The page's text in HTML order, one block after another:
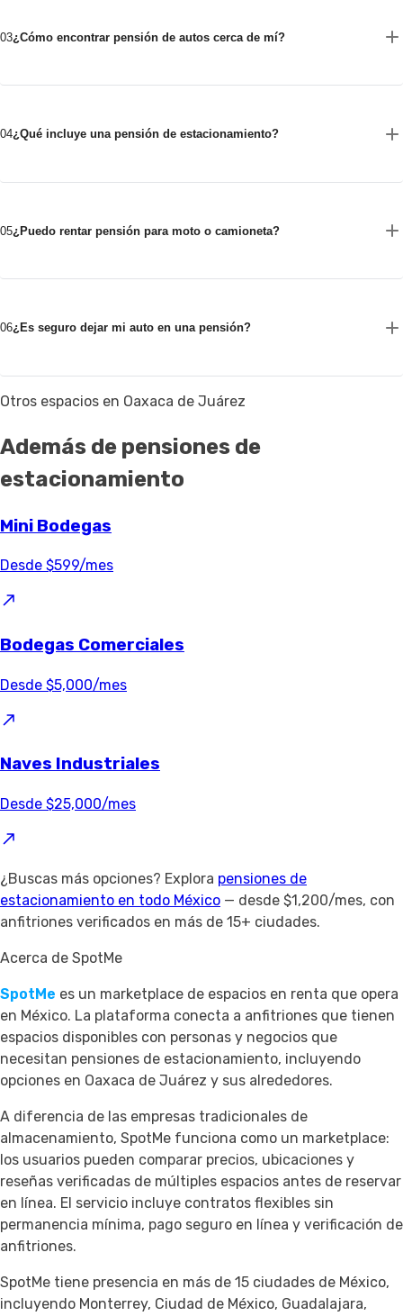
03¿Cómo encontrar pensión de autos cerca de mí?
04¿Qué incluye una pensión de estacionamiento?
05¿Puedo rentar pensión para moto o camioneta?
06¿Es seguro dejar mi auto en una pensión?
Otros espacios en Oaxaca de Juárez
Además de pensiones de
estacionamiento
Mini Bodegas
Desde $599/mes
Bodegas Comerciales
Desde $5,000/mes
Naves Industriales
Desde $25,000/mes
¿Buscas más opciones? Explora pensiones de
estacionamiento en todo México — desde $1,200/mes, con
anfitriones verificados en más de 15+ ciudades.
Acerca de SpotMe
SpotMe es un marketplace de espacios en renta que opera
en México. La plataforma conecta a anfitriones que tienen
espacios disponibles con personas y negocios que
necesitan pensiones de estacionamiento, incluyendo
opciones en Oaxaca de Juárez y sus alrededores.
A diferencia de las empresas tradicionales de
almacenamiento, SpotMe funciona como un marketplace:
los usuarios pueden comparar precios, ubicaciones y
reseñas verificadas de múltiples espacios antes de reservar
en línea. El servicio incluye contratos flexibles sin
permanencia mínima, pago seguro en línea y verificación de
anfitriones.
SpotMe tiene presencia en más de 15 ciudades de México,
incluyendo Monterrey, Ciudad de México, Guadalajara,